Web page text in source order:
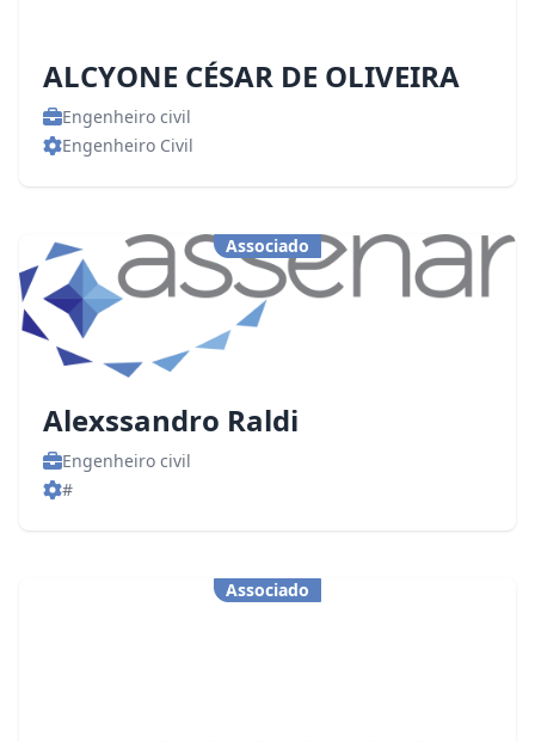
ALCYONE CÉSAR DE OLIVEIRA
Engenheiro civil
Engenheiro Civil
Associado
Alexssandro Raldi
Engenheiro civil
#
Associado